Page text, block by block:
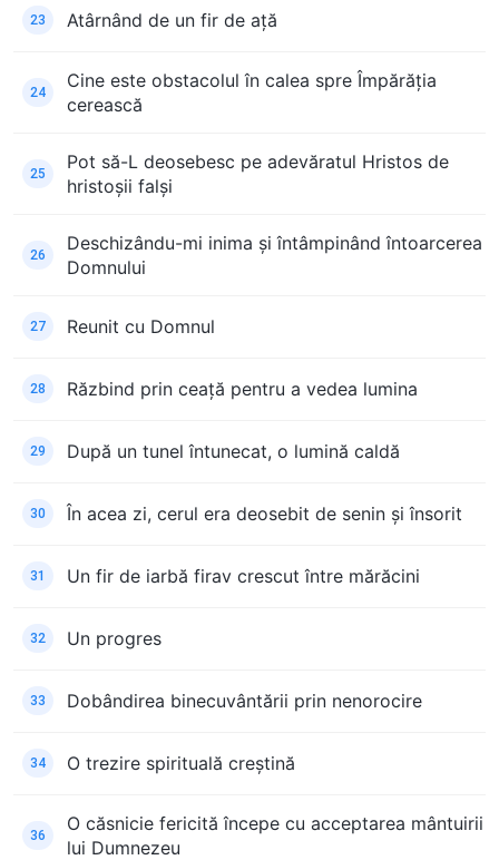
23 Atârnând de un fir de ață
24
Cine este obstacolul în calea spre Împărăția
cerească
25
Pot să-L deosebesc pe adevăratul Hristos de
hristoșii falși
26
Deschizându-mi inima și întâmpinând întoarcerea
Domnului
27 Reunit cu Domnul
28 Răzbind prin ceață pentru a vedea lumina
29 După un tunel întunecat, o lumină caldă
30 În acea zi, cerul era deosebit de senin și însorit
31 Un fir de iarbă firav crescut între mărăcini
32 Un progres
33 Dobândirea binecuvântării prin nenorocire
34 O trezire spirituală creștină
36
O căsnicie fericită începe cu acceptarea mântuirii
lui Dumnezeu